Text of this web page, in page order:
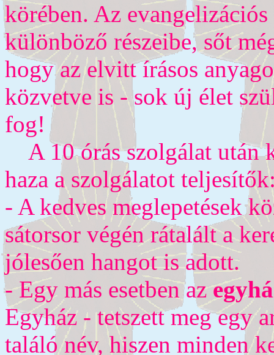
körében. Az
különböző részeibe, sőt
hogy az elvitt írásos
közvetve is - sok új élet
fog!
A 10 órás szolgálat után
haza a szolgálatot
- A kedves meglepetések
sátorsor végén rátalált a
jólesően hangot is adott.
- Egy más esetben az
Egyház - tetszett meg egy
találó név, hiszen minden